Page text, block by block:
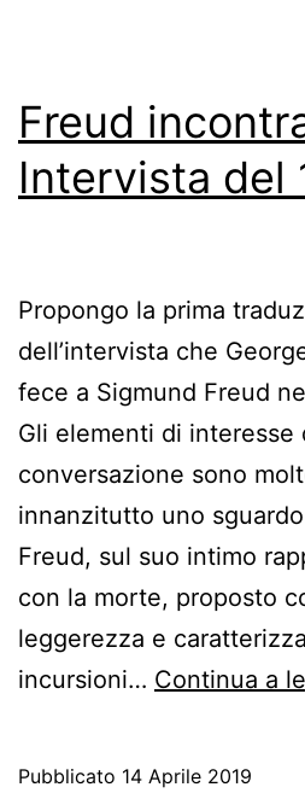
Freud
Intervista del
Propongo la prima
dell’intervista che
fece a Sigmund Freud
Gli elementi di interesse
conversazione sono
innanzitutto uno sguardo
Freud, sul suo intimo
con la morte, proposto
leggerezza e
incursioni… Continua a
Pubblicato 14 Aprile 2019